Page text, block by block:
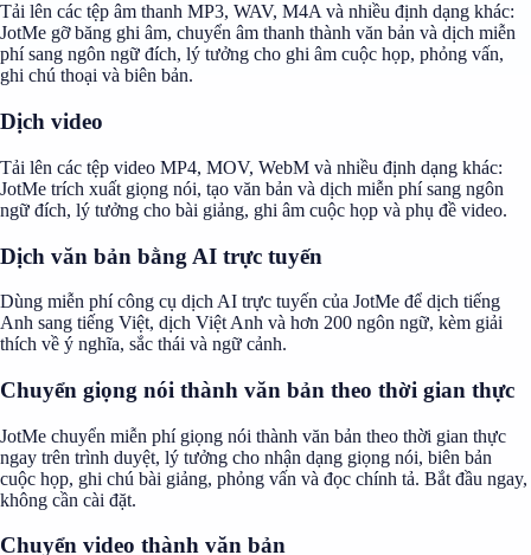
Tải lên các tệp âm thanh MP3, WAV, M4A và nhiều định dạng khác:
JotMe gỡ băng ghi âm, chuyển âm thanh thành văn bản và dịch miễn
phí sang ngôn ngữ đích, lý tưởng cho ghi âm cuộc họp, phỏng vấn,
ghi chú thoại và biên bản.
Dịch video
Tải lên các tệp video MP4, MOV, WebM và nhiều định dạng khác:
JotMe trích xuất giọng nói, tạo văn bản và dịch miễn phí sang ngôn
ngữ đích, lý tưởng cho bài giảng, ghi âm cuộc họp và phụ đề video.
Dịch văn bản bằng AI trực tuyến
Dùng miễn phí công cụ dịch AI trực tuyến của JotMe để dịch tiếng
Anh sang tiếng Việt, dịch Việt Anh và hơn 200 ngôn ngữ, kèm giải
thích về ý nghĩa, sắc thái và ngữ cảnh.
Chuyển giọng nói thành văn bản theo thời gian thực
JotMe chuyển miễn phí giọng nói thành văn bản theo thời gian thực
ngay trên trình duyệt, lý tưởng cho nhận dạng giọng nói, biên bản
cuộc họp, ghi chú bài giảng, phỏng vấn và đọc chính tả. Bắt đầu ngay,
không cần cài đặt.
Chuyển video thành văn bản